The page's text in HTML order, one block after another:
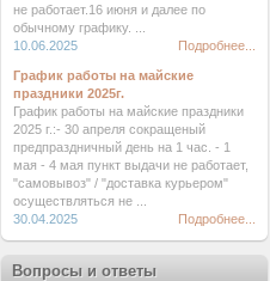
не работает.16 июня и далее по
обычному графику. ...
10.06.2025
Подробнее...
График работы на майские
праздники 2025г.
График работы на майские праздники
2025 г.:- 30 апреля сокращеный
предпраздничный день на 1 час. - 1
мая - 4 мая пункт выдачи не работает,
"самовывоз" / "доставка курьером"
осуществляться не ...
30.04.2025
Подробнее...
Вопросы и ответы